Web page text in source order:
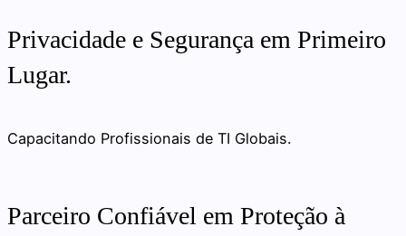
Privacidade e Segurança em Primeiro
Lugar.
Capacitando Profissionais de TI Globais.
Parceiro Confiável em Proteção à